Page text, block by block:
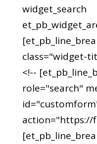
widget_search
class="widget-
<!--
role="search"
action="https://